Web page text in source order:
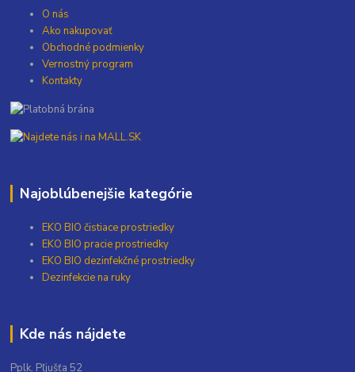
O nás
Ako nakupovať
Obchodné podmienky
Vernostný program
Kontakty
Najoblúbenejšie kategórie
EKO BIO čistiace prostriedky
EKO BIO pracie prostriedky
EKO BIO dezinfekčné prostriedky
Dezinfekcie na ruky
Kde nás nájdete
Pplk. Pľjušťa 52